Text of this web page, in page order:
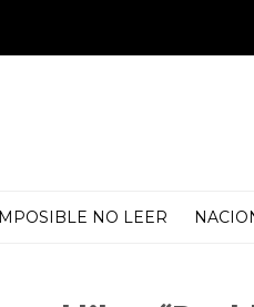
NO LEER